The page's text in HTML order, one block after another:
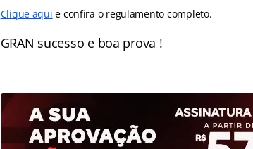
Clique aqui e confira o regulamento completo.
GRAN sucesso e boa prova !